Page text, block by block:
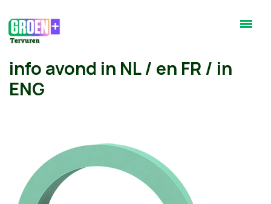
info avond in NL / en FR / in
ENG